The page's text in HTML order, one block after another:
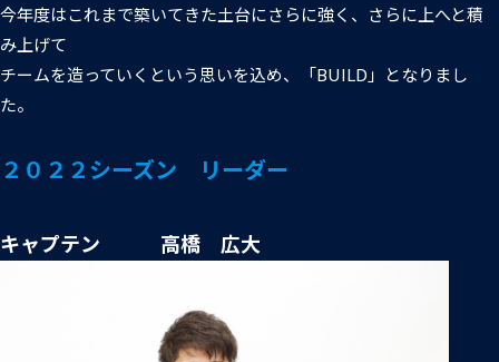
今年度はこれまで築いてきた土台にさらに強く、さらに上へと積
み上げて
チームを造っていくという思いを込め、「BUILD」となりまし
た。
２０２２シーズン リーダー
キャプテン 高橋 広大